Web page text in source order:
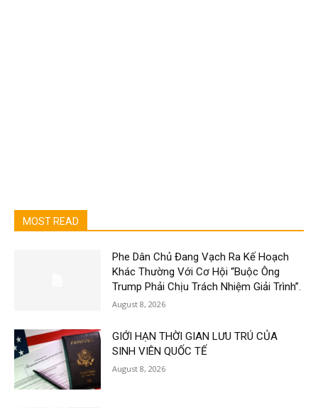
MOST READ
Phe Dân Chủ Đang Vạch Ra Kế Hoạch
Khác Thường Với Cơ Hội “Buộc Ông
Trump Phải Chịu Trách Nhiệm Giải Trình”.
August 8, 2026
GIỚI HẠN THỜI GIAN LƯU TRÚ CỦA
SINH VIÊN QUỐC TẾ
August 8, 2026